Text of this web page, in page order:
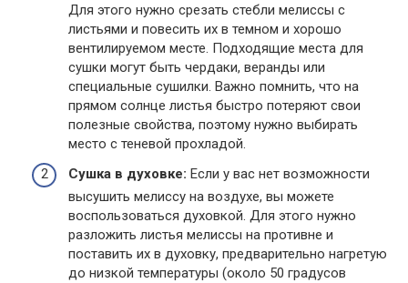
Для этого нужно срезать стебли мелиссы с
листьями и повесить их в темном и хорошо
вентилируемом месте. Подходящие места для
сушки могут быть чердаки, веранды или
специальные сушилки. Важно помнить, что на
прямом солнце листья быстро потеряют свои
полезные свойства, поэтому нужно выбирать
место с теневой прохладой.
Сушка в духовке: Если у вас нет возможности
высушить мелиссу на воздухе, вы можете
воспользоваться духовкой. Для этого нужно
разложить листья мелиссы на противне и
поставить их в духовку, предварительно нагретую
до низкой температуры (около 50 градусов